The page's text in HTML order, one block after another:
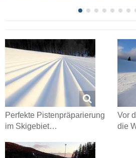
Perfekte Pistenpräparierung
im Skigebiet…
Vor
die